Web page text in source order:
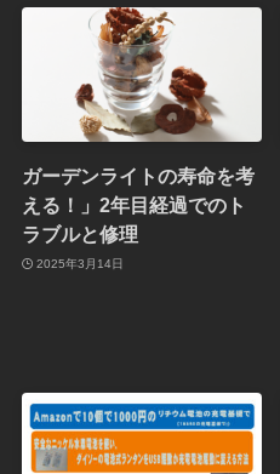
ガーデンライトの寿命を考
える！」2年目経過でのト
ラブルと修理
2025年3月14日